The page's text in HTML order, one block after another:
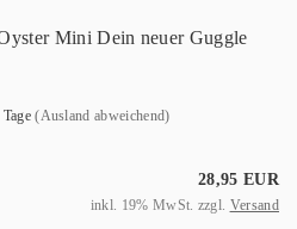
Mini Dein neuer Guggle
(Ausland abweichend)
28,95 EUR
inkl. 19% MwSt. zzgl. Versand